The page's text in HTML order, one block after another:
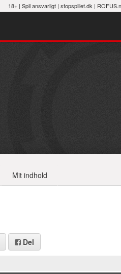
18+ | Spil ansvarligt| stopspillet.dk |
Mit indhold
Del